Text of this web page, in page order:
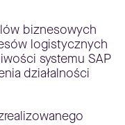
biznesowych
logistycznych
systemu SAP
działalności